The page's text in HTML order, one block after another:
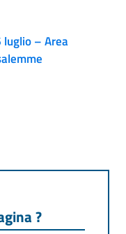
– Area
?